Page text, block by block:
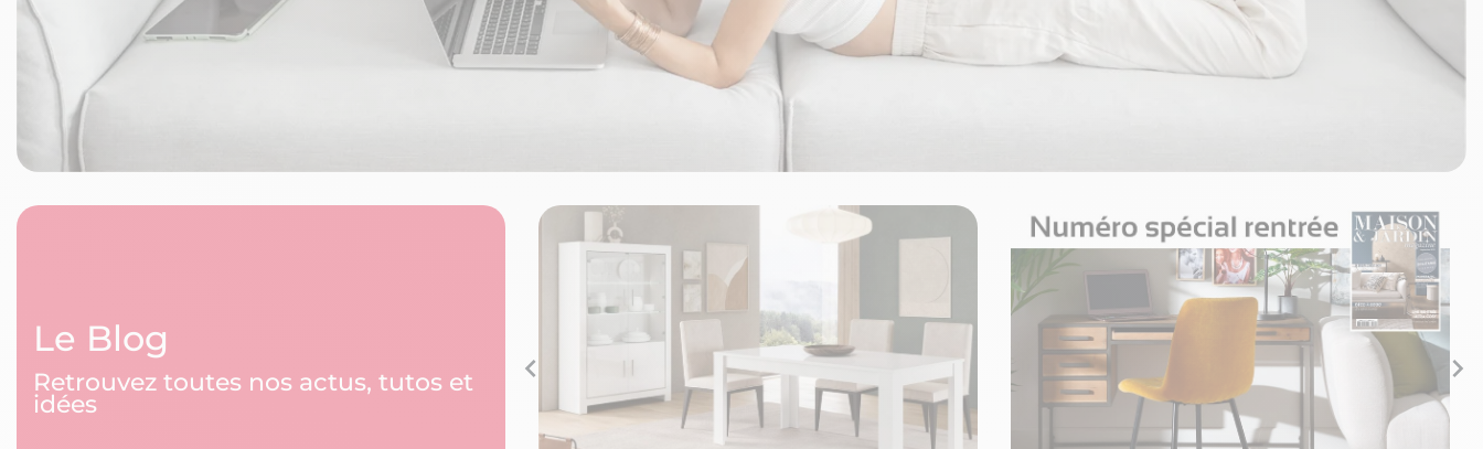
Le Blog
Retrouvez toutes nos actus, tutos et
idées